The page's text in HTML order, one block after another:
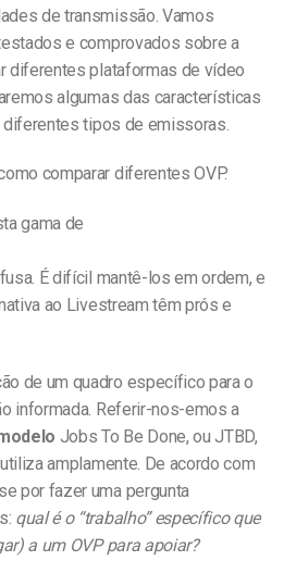
de transmissão. Vamos
e comprovados sobre a
diferentes plataformas de vídeo
algumas das características
tipos de emissoras.
comparar diferentes OVP.
gama de
É difícil mantê-los em ordem, e
ao Livestream têm prós e
de um quadro específico para o
informada. Referir-nos-emos a
Jobs To Be Done, ou JTBD,
amplamente. De acordo com
por fazer uma pergunta
qual é o “trabalho” específico que
a um OVP para apoiar?